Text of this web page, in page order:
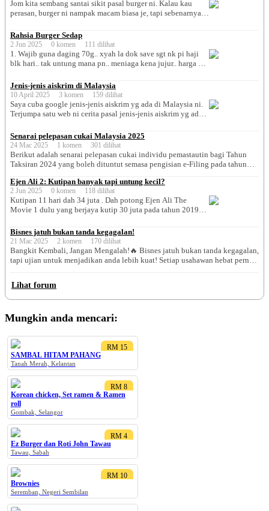
kerana digoreng hanya […]
Jom kita sembang santai sikit pasal burger ni. Kalau kau
perasan, burger ni nampak macam biasa je, tapi sebenarnya
tahap naga? Burger la jawabnya. Tak kira kau balik kerja
penat, baru lepas bergaduh dengan bos, atau baru bangun
pukul 3 petang – burger sentiasa […]
Rahsia Burger Sedap
2 Jun 2025 0 komen 111 dilihat
1. Wajib guna daging 70g.. xyah la dok save sgt nk pi haji
blk hari.. tak untung mana pn.. meniaga kena jujur.. harga nk
jgn tekan.. bila tekan, jus daging akan kluar.. pasai tu daging
jadi kering.. alih2 kan saja.. boh planta sikit.. sikit ja.. […]
Jenis-jenis aiskrim di Malaysia
10 April 2025 3 komen 159 dilihat
Saya cuba google jenis-jenis aiskrim yg ada di Malaysia ni.
Terjumpa satu web ni cerita pasal jenis-jenis aiskrim yg ada
jenis aiskrim ada kat Malaysia ni. Boleh baca sendiri di web
ni: 10 Jenis-jenis Aiskrim yang terdapat di Malaysia Ni saya
cuba tempelkan gambar-gambar […]
Senarai pelepasan cukai Malaysia 2025
24 Mac 2025 1 komen 301 dilihat
​Berikut adalah senarai pelepasan cukai individu pemastautin bagi Tahun
Taksiran 2024 yang boleh dituntut semasa pengisian e-Filing pada tahun
tanggungan: RM9,000​ ➜ Suami/Isteri/Alimoni kepada bekas isteri:
RM4,000​ ➜ Individu kurang upaya: RM6,000​ ➜ Suami atau isteri kurang
upaya: RM5,000​ ➜ Yuran pengajian (diri sendiri): RM7,000​ […]
Ejen Ali 2: Kutipan banyak tapi untung kecil?
2 Jun 2025 0 komen 118 dilihat
Kutipan 11 hari dah 34 juta . Dah potong Ejen Ali The
Movie 1 dulu yang berjaya kutip 30 juta pada tahun 2019
sekolah masih panjang ni, target kutipan 60 juta berjaya
diperoleh kot . Saya rasa dngan hype skrg boleh cecah 80m!
[…]
Bisnes jatuh bukan tanda kegagalan!
21 Mac 2025 2 komen 170 dilihat
Bangkit Kembali, Jangan Mengalah!🔥 Bisnes jatuh bukan tanda kegagalan,
tapi ujian untuk menjadikan anda lebih kuat! Setiap usahawan hebat pernah
anda mulakan bisnes ini? Apa impian anda? Apa matlamat besar anda?
Jangan biarkan kegagalan […]
Lihat forum
Mungkin anda mencari:
RM 15
SAMBAL HITAM PAHANG
Tanah Merah, Kelantan
RM 8
Korean chicken, Set ramen & Ramen
roll
Gombak, Selangor
RM 4
Ez Burger dan Roti John Tawau
Tawau, Sabah
RM 10
Brownies
Seremban, Negeri Sembilan